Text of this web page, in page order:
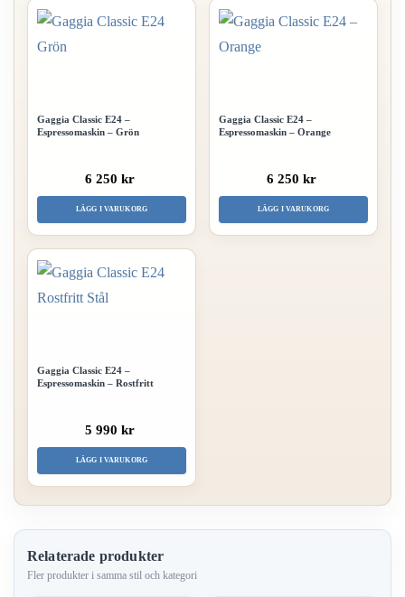
Gaggia Classic E24 –
Espressomaskin – Grön
6 250 kr
LÄGG I VARUKORG
Gaggia Classic E24 –
Espressomaskin – Orange
6 250 kr
LÄGG I VARUKORG
Gaggia Classic E24 –
Espressomaskin – Rostfritt
5 990 kr
LÄGG I VARUKORG
Relaterade produkter